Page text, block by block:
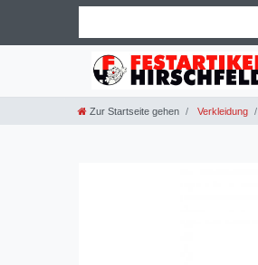
Zur Startseite gehen Verkleidung